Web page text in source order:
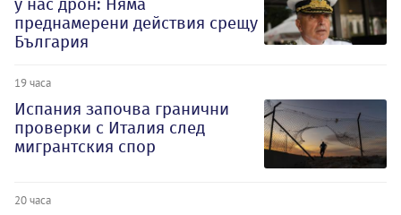
преднамерени действия срещу
България
19 часа
Испания започва гранични
проверки с Италия след
мигрантския спор
20 часа